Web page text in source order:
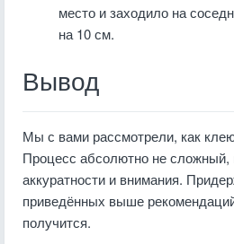
место и заходило на
на 10 см.
Вывод
Мы с вами рассмотрели, как
Процесс абсолютно не
аккуратности и внимания.
приведённых выше
получится.